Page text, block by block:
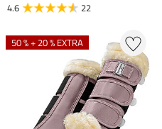
4.6
22
50 % + 20 % EXTRA